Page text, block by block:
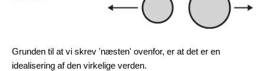
Grunden til at vi skrev 'næsten' ovenfor, er at det er en
idealisering af den virkelige verden.